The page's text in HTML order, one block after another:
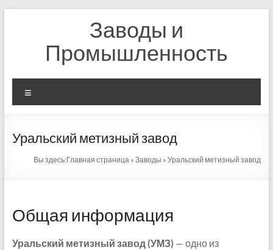
Заводы и
Промышленность
Уральский метизный завод
Вы здесь:Главная страница »Заводы »Уральский метизный завод
Общая информация
Уральский метизный завод (УМЗ) — одно из